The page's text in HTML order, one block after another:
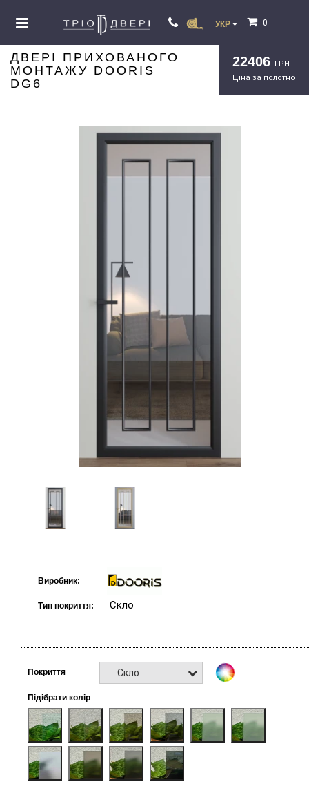
УКР 0
ДВЕРІ ПРИХОВАНОГО
МОНТАЖУ DOORIS
DG6
22406 ГРН
Ціна за полотно
Виробник:
Тип покриття: Скло
Покриття Скло
Підібрати колір